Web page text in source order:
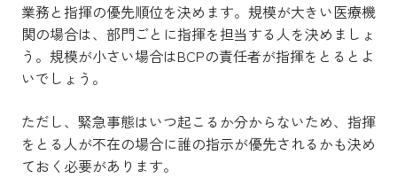
業務と指揮の優先順位を決めます。規模が大きい医療機
関の場合は、部門ごとに指揮を担当する人を決めましょ
う。規模が小さい場合はBCPの責任者が指揮をとるとよ
いでしょう。
ただし、緊急事態はいつ起こるか分からないため、指揮
をとる人が不在の場合に誰の指示が優先されるかも決め
ておく必要があります。